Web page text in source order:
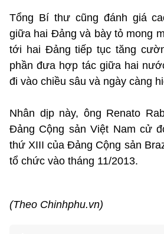
Tổng Bí thư cũng đánh giá
giữa hai Đảng và bày tỏ mong
tới hai Đảng tiếp tục tăng
phần đưa hợp tác giữa hai
đi vào chiều sâu và ngày càng
Nhân dịp này, ông Renato
Đảng Cộng sản Việt Nam cử
thứ XIII của Đảng Cộng sản
tổ chức vào tháng 11/2013.
(Theo Chinhphu.vn)